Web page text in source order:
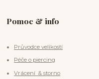
Pomoc & info
Průvodce velikostí
Péče o piercing
Vrácení & storno